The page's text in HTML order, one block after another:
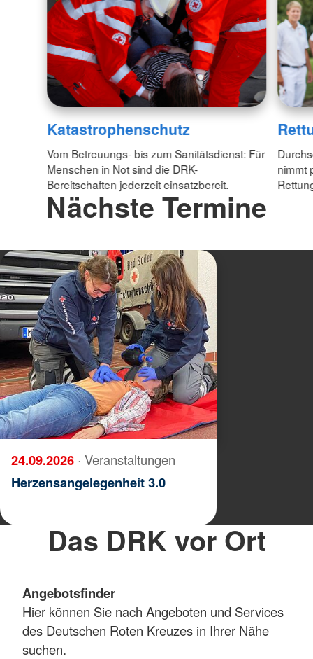
Katastrophenschutz
Vom Betreuungs- bis zum Sanitätsdienst: Für
Menschen in Not sind die DRK-
Bereitschaften jederzeit einsatzbereit.
nimmt
Nächste Termine
24.09.2026 · Veranstaltungen
Herzensangelegenheit 3.0
Das DRK vor Ort
Angebotsfinder
Hier können Sie nach Angeboten und Services
des Deutschen Roten Kreuzes in Ihrer Nähe
suchen.